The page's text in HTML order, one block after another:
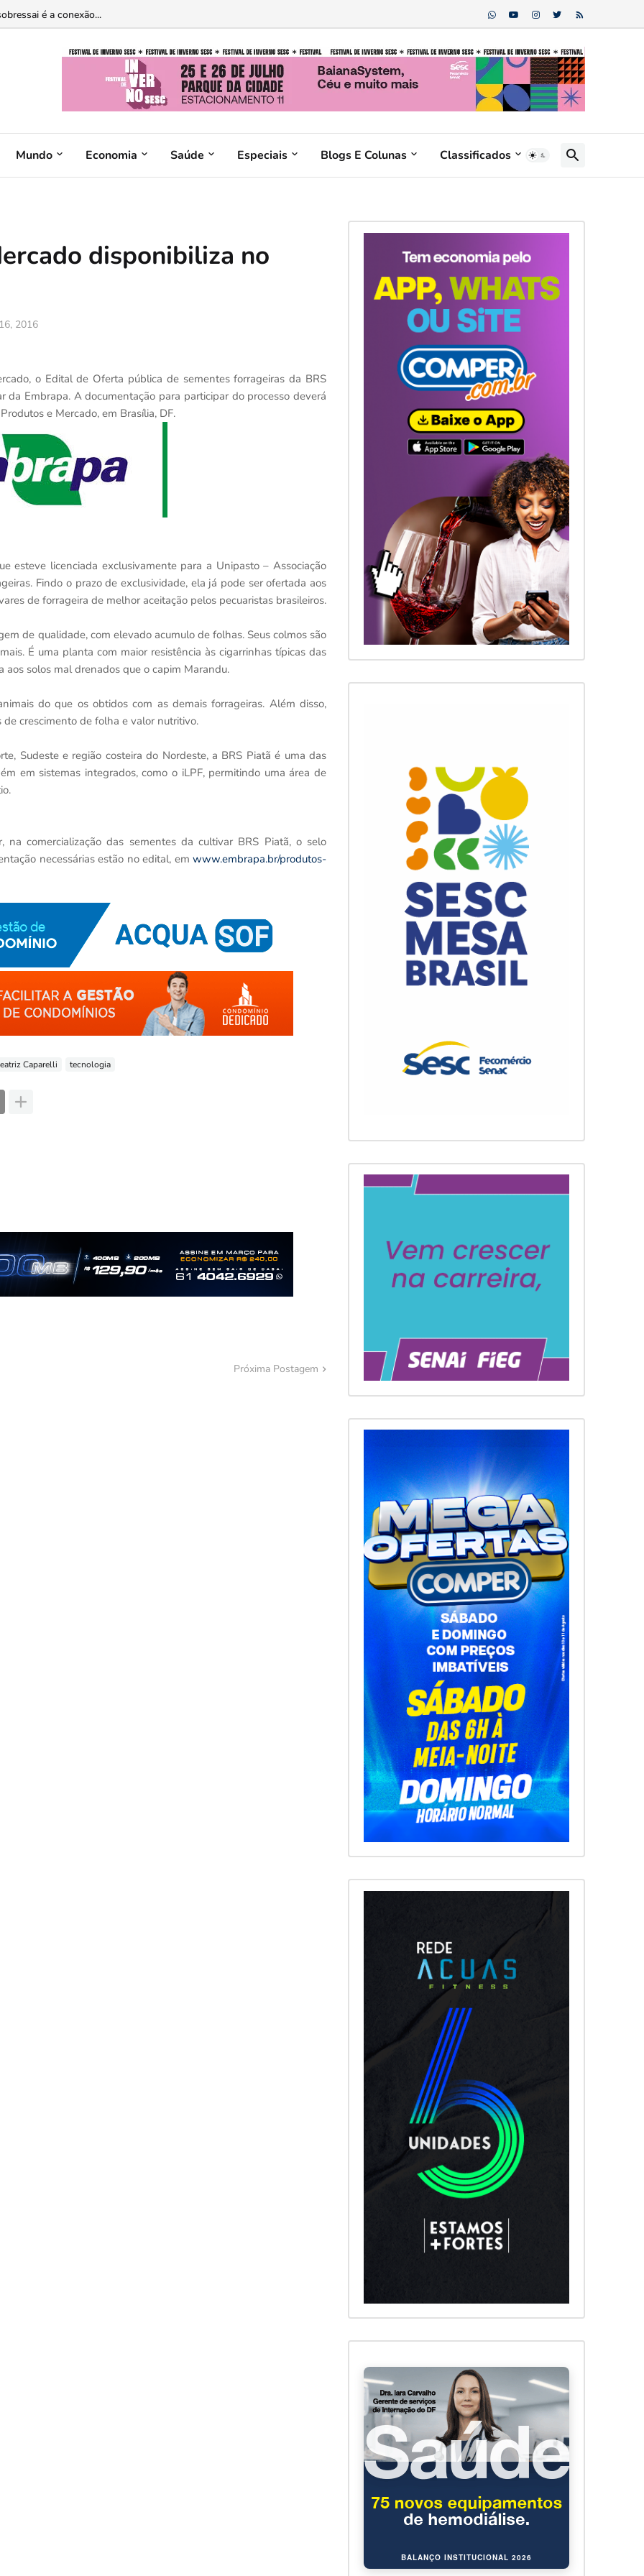
é a conexão...
pode trazer riscos à saúde, alerta Hetrin...
Mundo Economia Saúde Especiais Blogs E Colunas Classificados
disponibiliza no
2016
o Edital de Oferta pública de sementes forrageiras da BRS
Embrapa. A documentação para participar do processo deverá
e Mercado, em Brasília, DF.
esteve licenciada exclusivamente para a Unipasto – Associação
Findo o prazo de exclusividade, ela já pode ser ofertada aos
de forrageira de melhor aceitação pelos pecuaristas brasileiros.
de qualidade, com elevado acumulo de folhas. Seus colmos são
É uma planta com maior resistência às cigarrinhas típicas das
solos mal drenados que o capim Marandu.
do que os obtidos com as demais forrageiras. Além disso,
crescimento de folha e valor nutritivo.
Sudeste e região costeira do Nordeste, a BRS Piatã é uma das
em sistemas integrados, como o iLPF, permitindo uma área de
comercialização das sementes da cultivar BRS Piatã, o selo
necessárias estão no edital, em www.embrapa.br/produtos-
Caparelli tecnologia
Próxima Postagem
BALANÇO INSTITUCIONAL 2026